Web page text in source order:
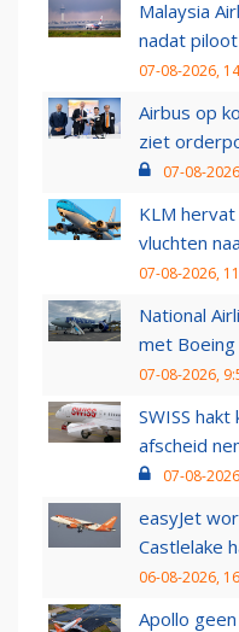
Malaysia
nadat
07-08-2026,
Airbus op
ziet
07-08-
KLM
vluchten
07-08-2026,
National
met
07-08-2026,
SWISS
afscheid
07-08-
easyJet
Castlelake
06-08-2026,
Apollo